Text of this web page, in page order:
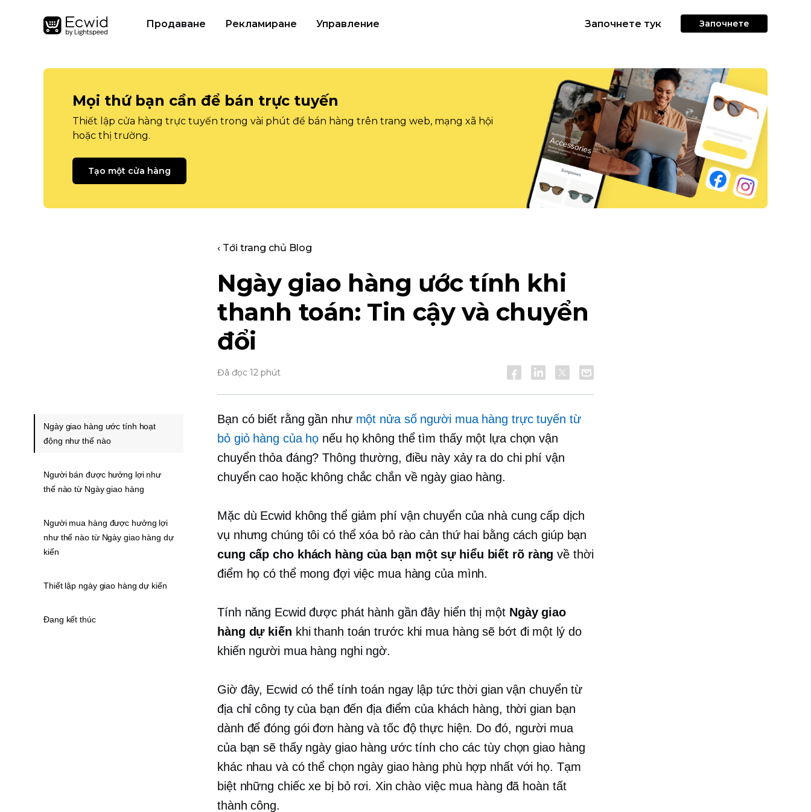
Продаване Рекламиране Управление Започнете тук Започнете
Mọi thứ bạn cần để bán trực tuyến
Thiết lập cửa hàng trực tuyến trong vài phút để bán hàng trên trang web, mạng xã hội
hoặc thị trường.
Tạo một cửa hàng
‹ Tới trang chủ Blog
Ngày giao hàng ước tính khi
thanh toán: Tin cậy và chuyển
đổi
Đã đọc 12 phút
Bạn có biết rằng gần như một nửa số người mua hàng trực tuyến từ
bỏ giỏ hàng của họ nếu họ không thể tìm thấy một lựa chọn vận
chuyển thỏa đáng? Thông thường, điều này xảy ra do chi phí vận
chuyển cao hoặc không chắc chắn về ngày giao hàng.
Mặc dù Ecwid không thể giảm phí vận chuyển của nhà cung cấp dịch
vụ nhưng chúng tôi có thể xóa bỏ rào cản thứ hai bằng cách giúp bạn
cung cấp cho khách hàng của bạn một sự hiểu biết rõ ràng về thời
điểm họ có thể mong đợi việc mua hàng của mình.
Tính năng Ecwid được phát hành gần đây hiển thị một Ngày giao
hàng dự kiến khi thanh toán trước khi mua hàng sẽ bớt đi một lý do
khiến người mua hàng nghi ngờ.
Giờ đây, Ecwid có thể tính toán ngay lập tức thời gian vận chuyển từ
địa chỉ công ty của bạn đến địa điểm của khách hàng, thời gian bạn
dành để đóng gói đơn hàng và tốc độ thực hiện. Do đó, người mua
của bạn sẽ thấy ngày giao hàng ước tính cho các tùy chọn giao hàng
khác nhau và có thể chọn ngày giao hàng phù hợp nhất với họ. Tạm
biệt những chiếc xe bị bỏ rơi. Xin chào việc mua hàng đã hoàn tất
thành công.
Ngày giao hàng ước tính hoạt
động như thế nào
Người bán được hưởng lợi như
thế nào từ Ngày giao hàng
Người mua hàng được hưởng lợi
như thế nào từ Ngày giao hàng dự
kiến
Thiết lập ngày giao hàng dự kiến
Đang kết thúc